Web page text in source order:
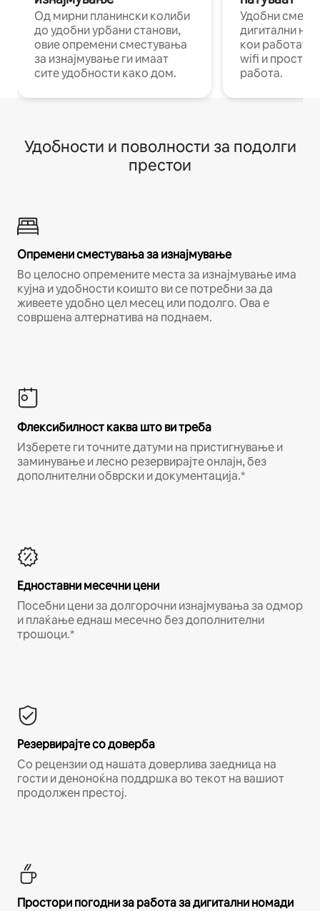
Од мирни планински колиби
до удобни урбани станови,
овие опремени сместувања
за изнајмување ги имаат
сите удобности како дом.
Удобни
дигитални
кои работат
wifi и
работа.
Удобности и поволности за подолги
престои
Опремени сместувања за изнајмување
Во целосно опремените места за изнајмување има
кујна и удобности коишто ви се потребни за да
живеете удобно цел месец или подолго. Ова е
совршена алтернатива на поднаем.
Флексибилност каква што ви треба
Изберете ги точните датуми на пристигнување и
заминување и лесно резервирајте онлајн, без
дополнителни обврски и документација.*
Едноставни месечни цени
Посебни цени за долгорочни изнајмувања за одмор
и плаќање еднаш месечно без дополнителни
трошоци.*
Резервирајте со доверба
Со рецензии од нашата доверлива заедница на
гости и деноноќна поддршка во текот на вашиот
продолжен престој.
Простори погодни за работа за дигитални номади